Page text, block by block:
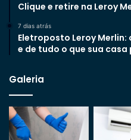
Clique e retire na Leroy
7 dias atrás
Eletroposto Leroy
e de tudo o que sua casa
Galeria